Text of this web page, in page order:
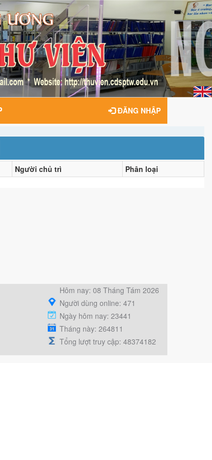
ĐĂNG NHẬP
Người chủ trì Phân loại
Hôm nay: 08 Tháng Tám 2026
Người dùng online: 471
Ngày hôm nay: 23441
Tháng này: 264811
Tổng lượt truy cập: 48374182